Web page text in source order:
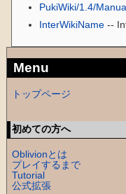
PukiWiki/1.4/
InterWikiName --
Menu
トップページ
初めての方へ
Oblivionとは
プレイするまで
Tutorial
公式拡張